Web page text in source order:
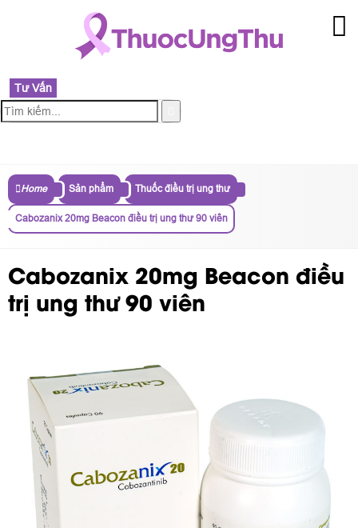
Tư Vấn
Home Sản phẩm Thuốc điều trị ung thư
Cabozanix 20mg Beacon điều trị ung thư 90 viên
Cabozanix 20mg Beacon điều
trị ung thư 90 viên